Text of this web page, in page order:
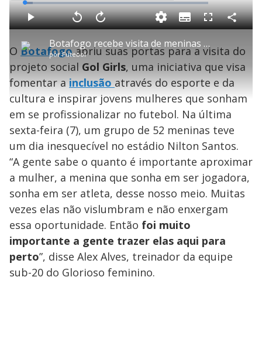
Opens in new window
P
l
a
y
V
i
d
e
Botafogo recebe visita de meninas de projeto social
porFutebol
P V
t
a
r
1
e
g
n
d
o
s
A
n
ç
a
r
s
e
u
n
d
o
s
M
u
d
o
L
o
a
d
e
4
.
4
6
%
S
u
b
i
t
l
s
F
l
s
c
e
e
n
C
o
a
r
i
l
a
O Botafogoabriu suas portas para a visita do
projeto social Gol Girls, uma iniciativa que visa
fomentar ainclusãoatravés do esporte e da
cultura e inspirar jovens mulheres que sonham
em se profissionalizar no futebol. Na última
sexta-feira (7), um grupo de 52 meninas teve
um dia inesquecível no estádio Nilton Santos.
“A gente sabe o quanto é importante aproximar
a mulher, a menina que sonha em ser jogadora,
sonha em ser atleta, desse nosso meio. Muitas
vezes elas não vislumbram e não enxergam
essa oportunidade. Então foi muito
importante a gente trazer elas aqui para
perto”, disse Alex Alves, treinador da equipe
sub-20 do Glorioso feminino.